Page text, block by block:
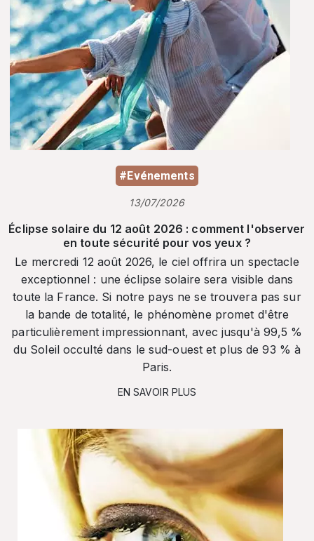
#Evénements
13/07/2026
Éclipse solaire du 12 août 2026 : comment l'observer
en toute sécurité pour vos yeux ?
Le mercredi 12 août 2026, le ciel offrira un spectacle
exceptionnel : une éclipse solaire sera visible dans
toute la France. Si notre pays ne se trouvera pas sur
la bande de totalité, le phénomène promet d'être
particulièrement impressionnant, avec jusqu'à 99,5 %
du Soleil occulté dans le sud-ouest et plus de 93 % à
Paris.
EN SAVOIR PLUS